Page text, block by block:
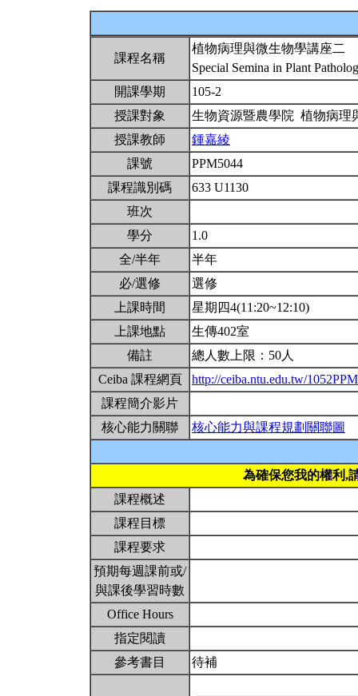
課程名稱
植物病理與微生物學講座二
Special Semina in Plant
開課學期
105-2
授課對象
生物資源暨農學院 植物病
授課教師
鍾嘉綾
課號
PPM5044
課程識別碼
633 U1130
班次
學分
1.0
全/半年
半年
必/選修
選修
上課時間
星期四4(11:20~12:10)
上課地點
生傳402室
備註
總人數上限：50人
Ceiba 課程網頁
http://ceiba.ntu.edu.tw/
課程簡介影片
核心能力關聯
核心能力與課程規劃關聯圖
為確保您我的權利,
課程概述
課程目標
課程要求
預期每週課前或/
與課後學習時數
Office Hours
指定閱讀
參考書目
待補